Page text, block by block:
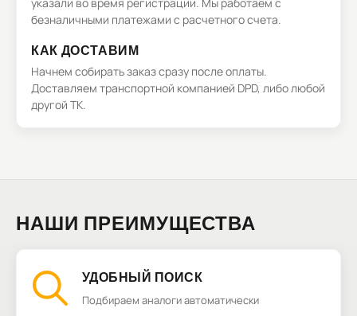
безналичными платежами с расчетного счета.
КАК ДОСТАВИМ
Начнем собирать заказ сразу после оплаты.
Доставляем транспортной компанией DPD, либо любой
другой ТК.
НАШИ ПРЕИМУЩЕСТВА
УДОБНЫЙ ПОИСК
Подбираем аналоги автоматически